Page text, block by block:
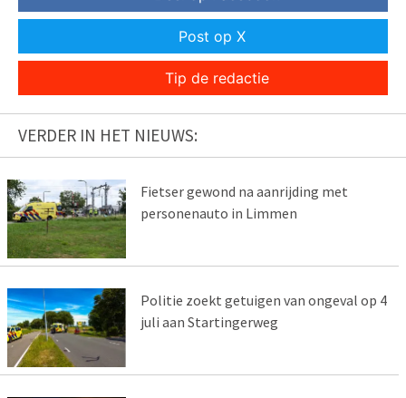
Post op X
Tip de redactie
VERDER IN HET NIEUWS:
Fietser gewond na aanrijding met
personenauto in Limmen
Politie zoekt getuigen van ongeval op 4
juli aan Startingerweg